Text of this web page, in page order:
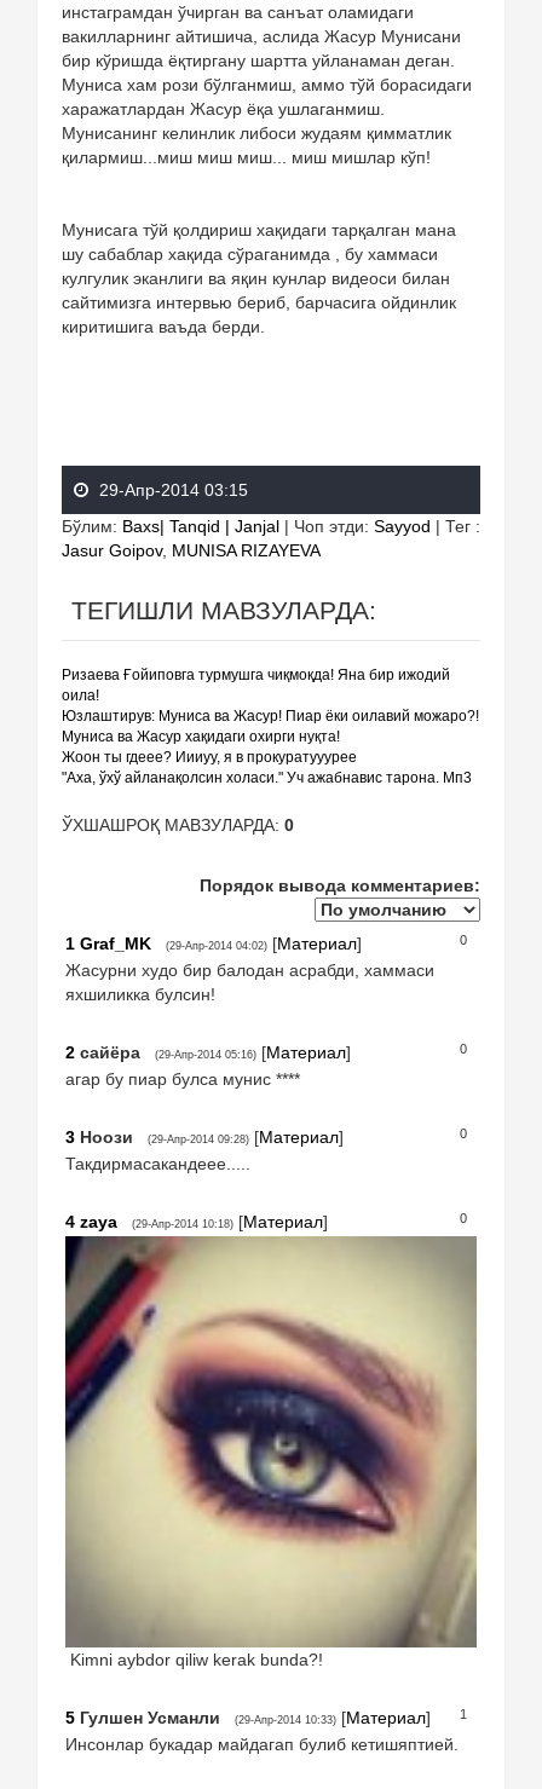
инстаграмдан ўчирган ва санъат оламидаги
вакилларнинг айтишича, аслида Жасур Мунисани
бир кўришда ёқтиргану шартта уйланаман деган.
Муниса хам рози бўлганмиш, аммо тўй борасидаги
харажатлардан Жасур ёқа ушлаганмиш.
Мунисанинг келинлик либоси жудаям қимматлик
қилармиш...миш миш миш... миш мишлар кўп!
Мунисага тўй қолдириш хақидаги тарқалган мана
шу сабаблар хақида сўраганимда , бу хаммаси
кулгулик эканлиги ва яқин кунлар видеоси билан
сайтимизга интервью бериб, барчасига ойдинлик
киритишига ваъда берди.
29-Апр-2014 03:15
Бўлим: Baxs| Tanqid | Janjal | Чоп этди: Sayyod | Тег :
Jasur Goipov, MUNISA RIZAYEVA
ТЕГИШЛИ МАВЗУЛАРДА:
Ризаева Ғойиповга турмушга чиқмоқда! Яна бир ижодий
оила!
Юзлаштирув: Муниса ва Жасур! Пиар ёки оилавий можаро?!
Муниса ва Жасур хақидаги охирги нуқта!
Жоон ты гдеее? Иииуу, я в прокуратууурее
"Аха, ўхў айланақолсин холаси." Уч ажабнавис тарона. Мп3
ЎХШАШРОҚ МАВЗУЛАРДА: 0
Порядок вывода комментариев:
0
1 Graf_MK (29-Апр-2014 04:02) [Материал]
Жасурни худо бир балодан асрабди, хаммаси
яхшиликка булсин!
0
2 сайёра (29-Апр-2014 05:16) [Материал]
агар бу пиар булса мунис ****
0
3 Ноози (29-Апр-2014 09:28) [Материал]
Такдирмасакандеее.....
0
4 zaya (29-Апр-2014 10:18) [Материал]
Kimni aybdor qiliw kerak bunda?!
1
5 Гулшен Усманли (29-Апр-2014 10:33) [Материал]
Инсонлар букадар майдагап булиб кетишяптией.